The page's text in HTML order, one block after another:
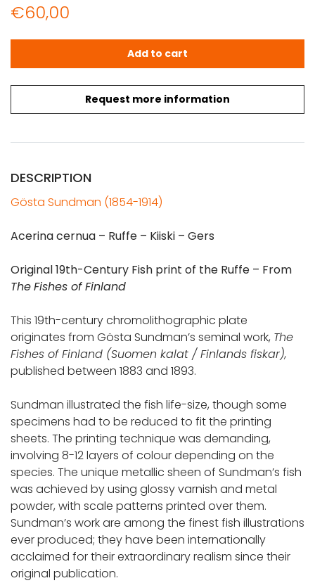
€60,00
Request more information
SUNDMAN: Fish print - Acerina cernua (Kiiski - Gers)
Add to cart
DESCRIPTION
Gösta Sundman (1854-1914)
Acerina cernua – Ruffe – Kiiski – Gers
Original 19th-Century Fish print of the Ruffe – From
TheFishes of Finland
This 19th-century chromolithographic plate
originates from Gösta Sundman’s seminal work, The
Fishes of Finland (Suomen kalat /Finlands fiskar),
published between 1883 and 1893.
Sundman illustrated the fish life-size, though some
specimens had to be reduced to fit the printing
sheets. The printing technique was demanding,
involving 8-12 layers of colour depending on the
species. The unique metallic sheen of Sundman’s fish
was achieved by using glossy varnish and metal
powder, with scale patterns printed over them.
Sundman’s work are among the finest fish illustrations
ever produced; they have been internationally
acclaimed for their extraordinary realism since their
original publication.